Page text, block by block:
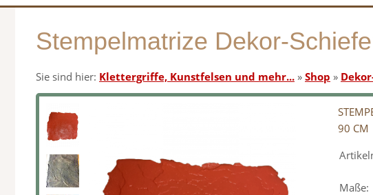
Stempelmatrize Dekor-
Sie sind hier: Klettergriffe, Kunstfelsen und mehr... » Shop »
90 CM
Maße: